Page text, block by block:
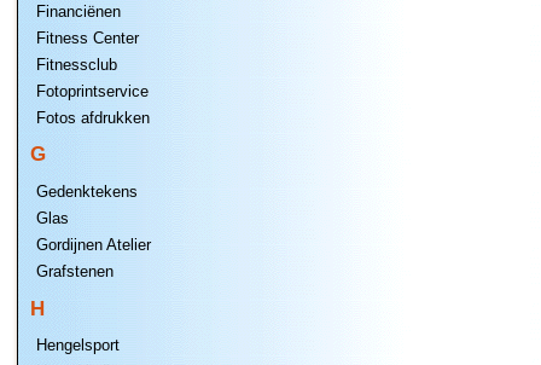
Financiënen
Fitness Center
Fitnessclub
Fotoprintservice
Fotos afdrukken
G
Gedenktekens
Glas
Gordijnen Atelier
Grafstenen
H
Hengelsport